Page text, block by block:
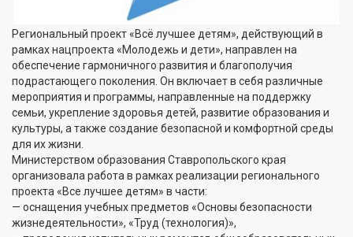
Региональный проект «Всё лучшее детям», действующий в
рамках нацпроекта «Молодежь и дети», направлен на
обеспечение гармоничного развития и благополучия
подрастающего поколения. Он включает в себя различные
мероприятия и программы, направленные на поддержку
семьи, укрепление здоровья детей, развитие образования и
культуры, а также создание безопасной и комфортной среды
для их жизни.
Министерством образования Ставропольского края
организовала работа в рамках реализации регионального
проекта «Все лучшее детям» в части:
— оснащения учебных предметов «Основы безопасности
жизнедеятельности», «Труд (технология)»,